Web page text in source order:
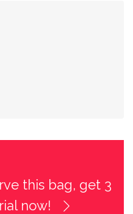
this bag, get 3
now!